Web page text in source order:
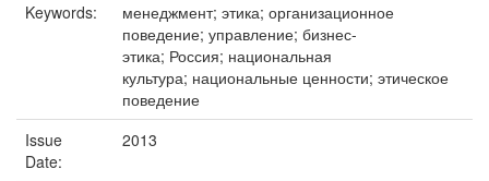
Keywords:
менеджмент; этика; организационное
поведение; управление; бизнес-
этика; Россия; национальная
культура; национальные ценности; этическое
поведение
Issue
Date:
2013